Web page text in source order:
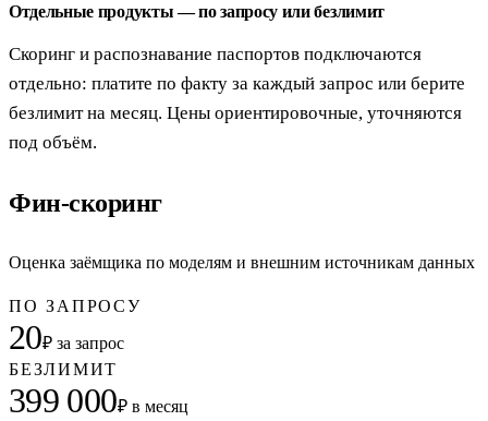
Отдельные продукты — по запросу или безлимит
Скоринг и распознавание паспортов подключаются
отдельно: платите по факту за каждый запрос или берите
безлимит на месяц. Цены ориентировочные, уточняются
под объём.
Фин-скоринг
Оценка заёмщика по моделям и внешним источникам данных
ПО ЗАПРОСУ
20₽ за запрос
БЕЗЛИМИТ
399 000₽ в месяц